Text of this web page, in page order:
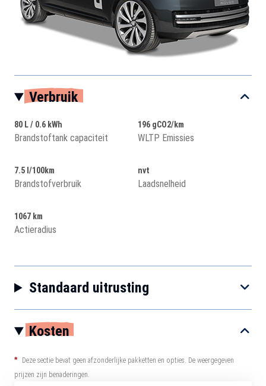
Verbruik
80 L / 0.6 kWh
Brandstoftank capaciteit
196 gCO2/km
WLTP Emissies
7.5 l/100km
Brandstofverbruik
nvt
Laadsnelheid
1067 km
Actieradius
Standaard uitrusting
Kosten
*
Deze sectie bevat geen afzonderlijke pakketten en opties. De weergegeven
prijzen zijn benaderingen.